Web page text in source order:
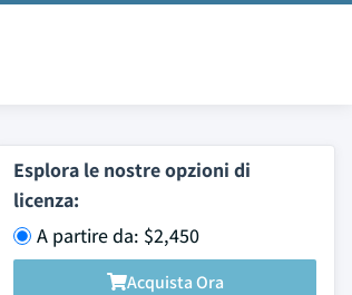
Esplora le nostre opzioni di
licenza:
A partire da: $2,450
Acquista Ora